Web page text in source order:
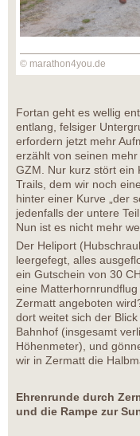
© marathon4you.de
Fortan geht es wellig
entlang, felsiger
erfordern jetzt mehr
erzählt von seinen
GZM. Nur kurz stört ein
Trails, dem wir noch
hinter einer Kurve „der
jedenfalls der untere
Nun ist es nicht mehr
Der Heliport
leergefegt, alles
ein Gutschein von 30
eine
Zermatt angeboten
dort weitet sich der
Bahnhof (insgesamt
Höhenmeter), und
wir in Zermatt die
Ehrenrunde durch
und die Rampe zur